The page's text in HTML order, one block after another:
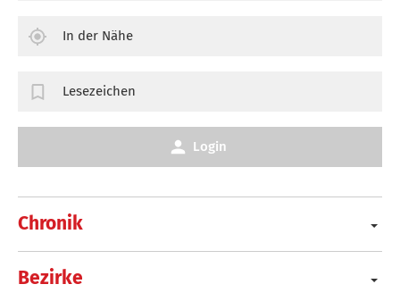
Chronik
Bezirke
In der Nähe
Lesezeichen
Login